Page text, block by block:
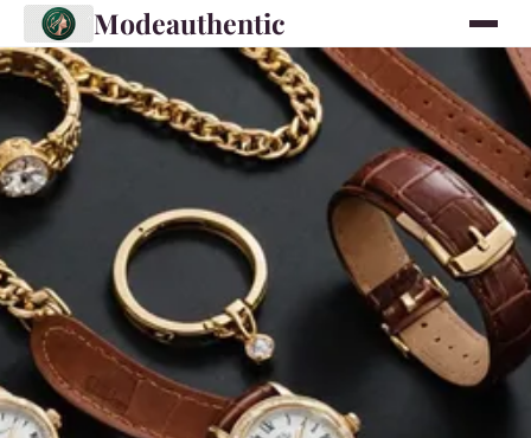
Modeauthentic